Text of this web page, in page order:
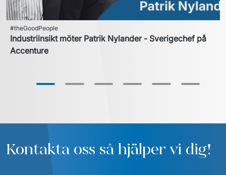
#theGoodPeople
Industriinsikt möter Patrik Nylander - Sverigechef på
Accenture
Kontakta oss så hjälper vi dig!